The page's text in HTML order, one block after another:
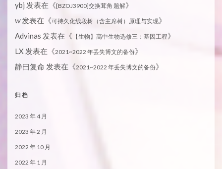
ybj 发表在《[BZOJ3900]交换茸角 题解》
W发表在《可持久化线段树（含主席树）原理与实现》
Advinas 发表在《 【生物】高中生物选修三：基因工程》
LX 发表在《2021~2022 年丢失博文的备份》
静曰复命 发表在《2021~2022 年丢失博文的备份》
归档
2023 年 4 月
2023 年 2 月
2022 年 10 月
2022 年 1 月